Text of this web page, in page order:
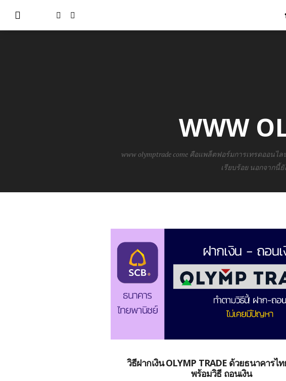
WWW
www olymptrade come คือแพล็ตฟอร์มการเทรดออน
เรียบร้อย นอกจากนี้
วิธีฝากเงิน OLYMP TRADE ด้วยธนาคารไ
พร้อมวิธี ถอนเงิน